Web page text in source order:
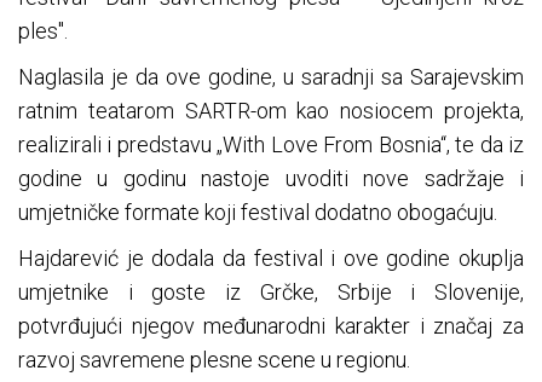
ples".
Naglasila je da ove godine, u saradnji sa Sarajevskim
ratnim teatarom SARTR-om kao nosiocem projekta,
realizirali i predstavu „With Love From Bosnia“, te da iz
godine u godinu nastoje uvoditi nove sadržaje i
umjetničke formate koji festival dodatno obogaćuju.
Hajdarević je dodala da festival i ove godine okuplja
umjetnike i goste iz Grčke, Srbije i Slovenije,
potvrđujući njegov međunarodni karakter i značaj za
razvoj savremene plesne scene u regionu.